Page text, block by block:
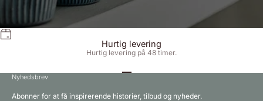
Hurtig levering
Hurtig levering på 48 timer.
Nyhedsbrev
Abonner for at få inspirerende historier, tilbud og nyheder.